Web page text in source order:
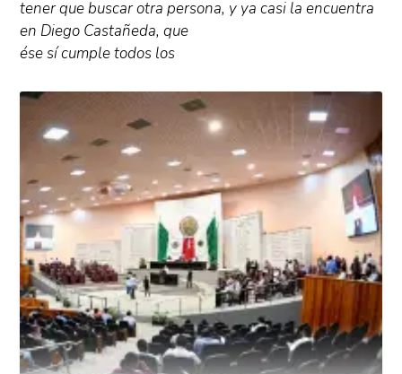
tener que buscar otra persona, y ya casi la encuentra
en Diego Castañeda, que
ése sí cumple todos los